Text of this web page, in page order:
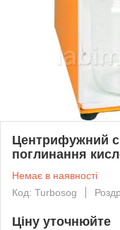
Центрифужний
поглинання
Немає в наявності
Код: Turbosog
Ціну уточнюйте